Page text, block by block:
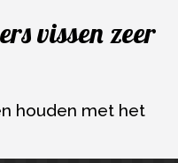
vissen zeer
houden met het